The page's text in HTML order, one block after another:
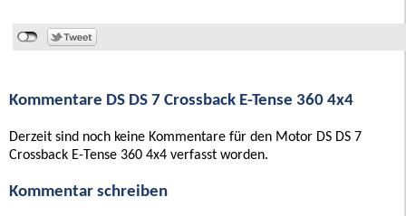
Kommentare DS DS 7 Crossback E-Tense 360 4x4
Derzeit sind noch keine Kommentare für den Motor DS DS 7
Crossback E-Tense 360 4x4 verfasst worden.
Kommentar schreiben